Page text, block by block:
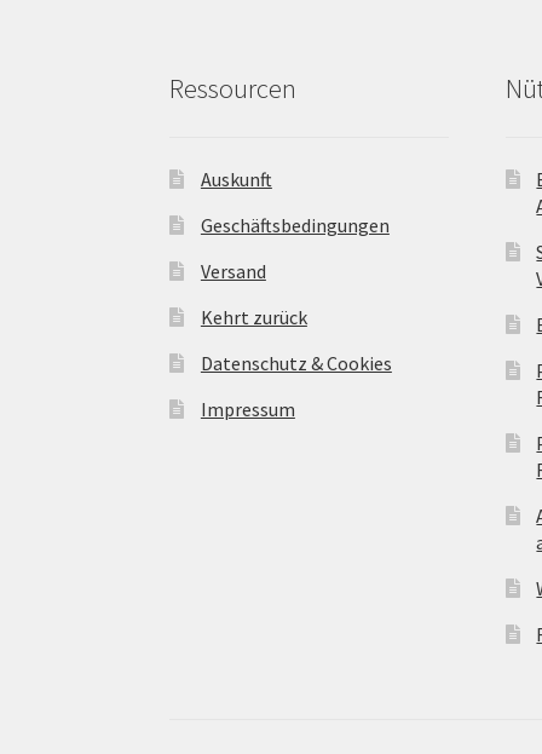
Ressourcen
Auskunft
Geschäftsbedingungen
Versand
Kehrt zurück
Datenschutz & Cookies
Impressum